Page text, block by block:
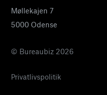
Møllekajen 7
5000 Odense
© Bureaubiz 2026
Privatlivspolitik